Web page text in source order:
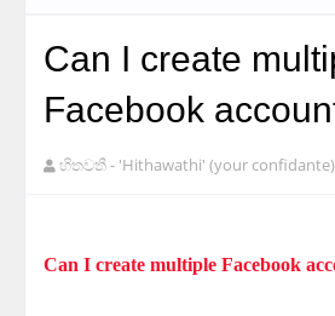
Can I create
Facebook
හිතවතී - 'Hithawathi' (your confidante)
Can I create multiple Facebook